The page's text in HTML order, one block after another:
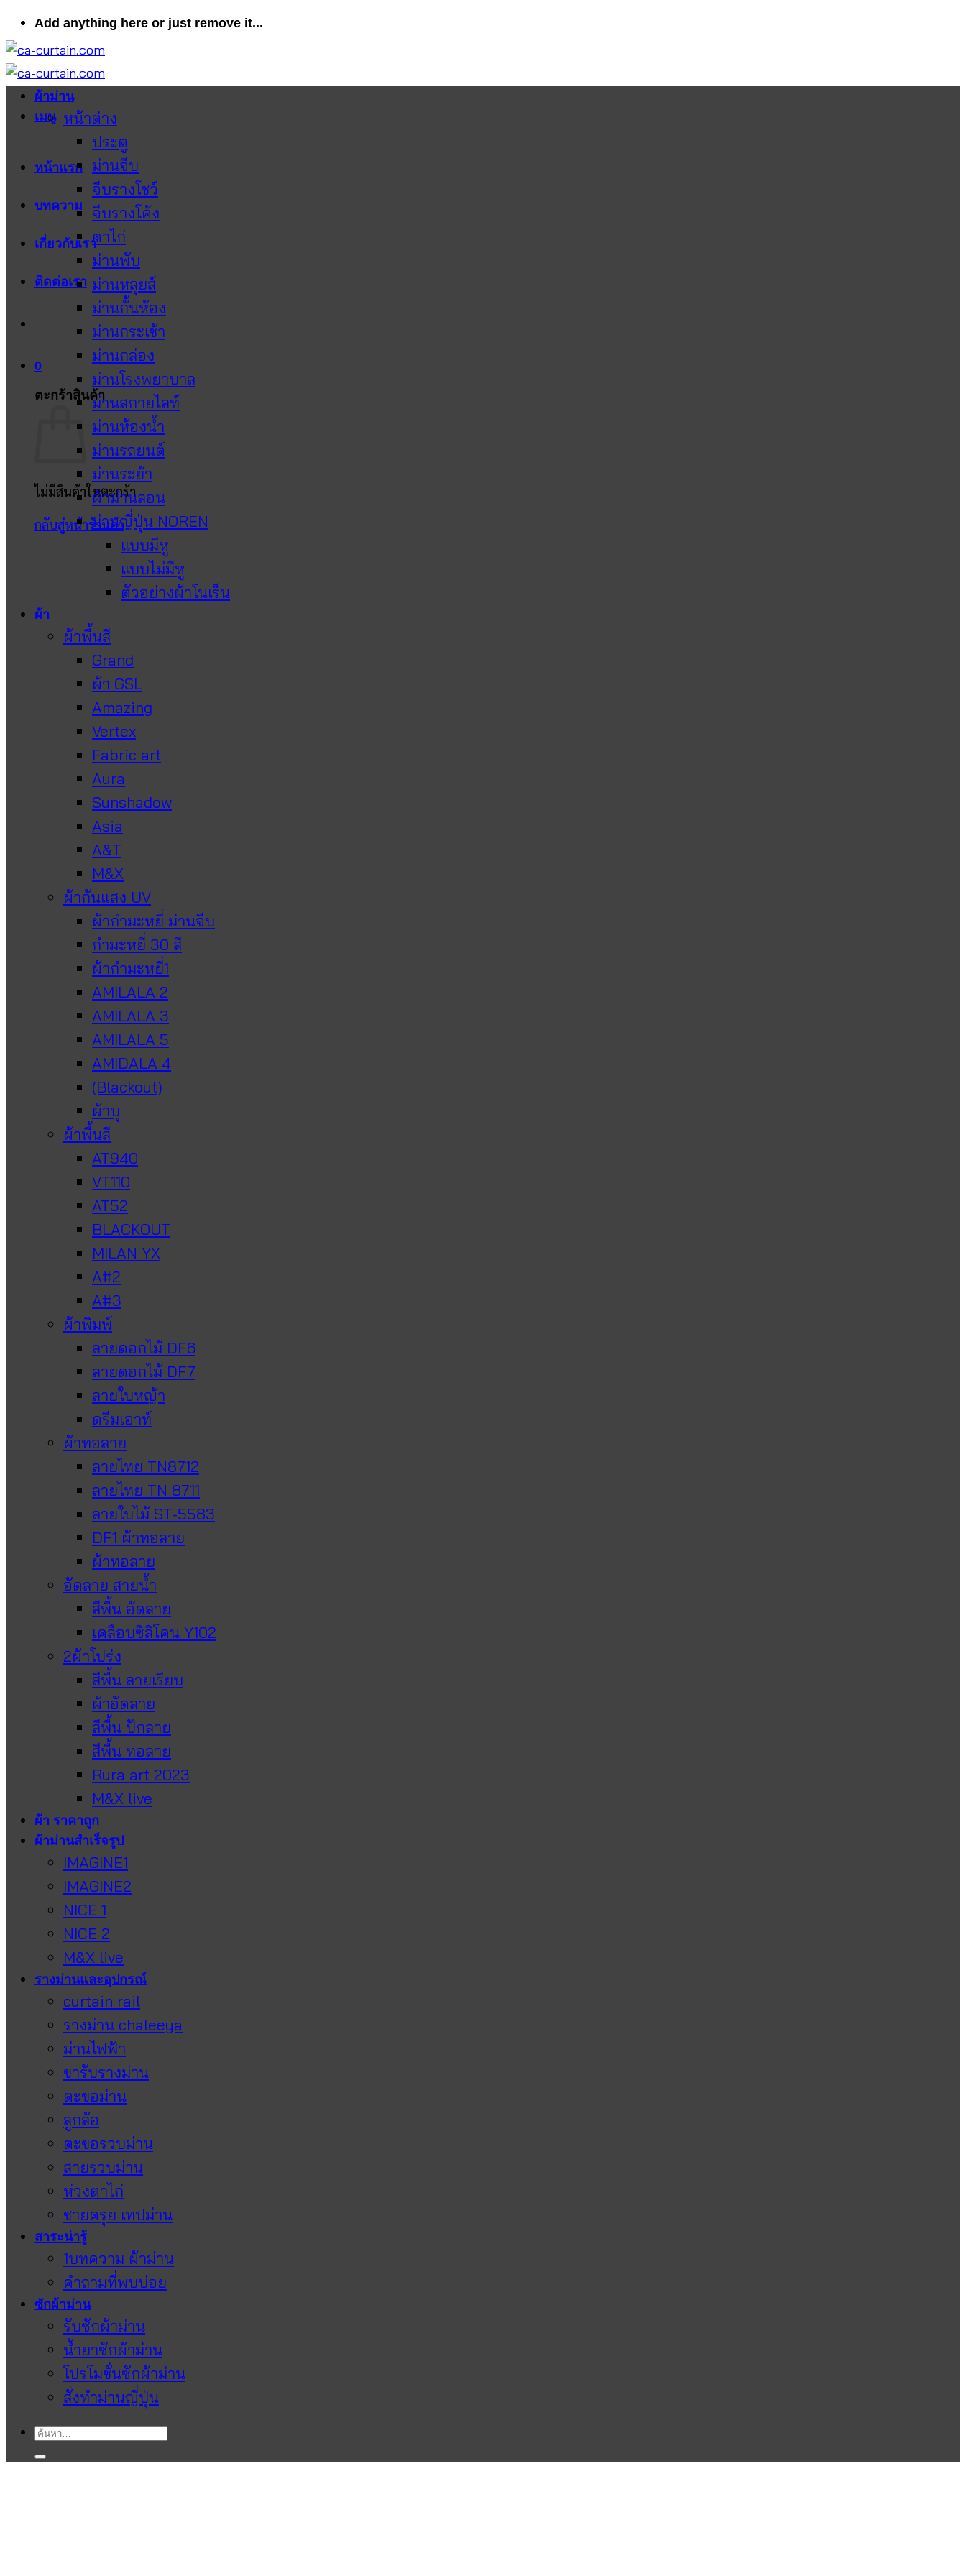
ข้าม
ไป
ยัง
เนื้อหา
Add anything here or just remove it...
เมนู
หน้าแรก
บทความ
เกี่ยวกับเรา
ติดต่อเรา
0
ตะกร้าสินค้า
ไม่มีสินค้าในตะกร้า
กลับสู่หน้าร้านค้า
ผ้าม่าน
หน้าต่าง
ประตู
ม่านจีบ
จีบรางโชว์
จีบรางโค้ง
ตาไก่
ม่านพับ
ม่านหลุยส์
ม่านกั้นห้อง
ม่านกระเช้า
ม่านกล่อง
ม่านโรงพยาบาล
ม่านสกายไลท์
ม่านห้องน้ำ
ม่านรถยนต์
ม่านระย้า
ผ้าม่านลอน
ม่านญี่ปุ่น NOREN
แบบมีหู
แบบไม่มีหู
ตัวอย่างผ้าโนเร็น
ผ้า
ผ้าพื้นสี
Grand
ผ้า GSL
Amazing
Vertex
Fabric art
Aura
Sunshadow
Asia
A&T
M&X
ผ้ากันแสง UV
ผ้ากำมะหยี่ ม่านจีบ
กำมะหยี่ 30 สี
ผ้ากำมะหยี่1
AMILALA 2
AMILALA 3
AMILALA 5
AMIDALA 4
(Blackout)
ผ้าบุ
ผ้าพื้นสี
AT940
VT110
AT52
BLACKOUT
MILAN YX
A#2
A#3
ผ้าพิมพ์
ลายดอกไม้ DF6
ลายดอกไม้ DF7
ลายใบหญ้า
ดรีมเอาท์
ผ้าทอลาย
ลายไทย TN8712
ลายไทย TN 8711
ลายใบไม้ ST-5583
DF1 ผ้าทอลาย
ผ้าทอลาย
อัดลาย สายน้ำ
สีพื้น อัดลาย
เคลือบซิลิโคน Y102
2ผ้าโปร่ง
สีพื้น ลายเรียบ
ผ้าอัดลาย
สีพื้น ปักลาย
สีพื้น ทอลาย
Rura art 2023
M&X live
ผ้า ราคาถูก
ผ้าม่านสำเร็จรูป
IMAGINE1
IMAGINE2
NICE 1
NICE 2
M&X live
รางม่านและอุปกรณ์
curtain rail
รางม่าน chaleeya
ม่านไฟฟ้า
ขารับรางม่าน
ตะขอม่าน
ลูกล้อ
ตะขอรวบม่าน
สายรวบม่าน
ห่วงตาไก่
ชายครุย เทปม่าน
สาระน่ารู้
1บทความ ผ้าม่าน
คำถามที่พบบ่อย
ซักผ้าม่าน
รับซักผ้าม่าน
น้ำยาซักผ้าม่าน
โปรโมชั่นซักผ้าม่าน
สั่งทำม่านญี่ปุ่น
ค้นหา: